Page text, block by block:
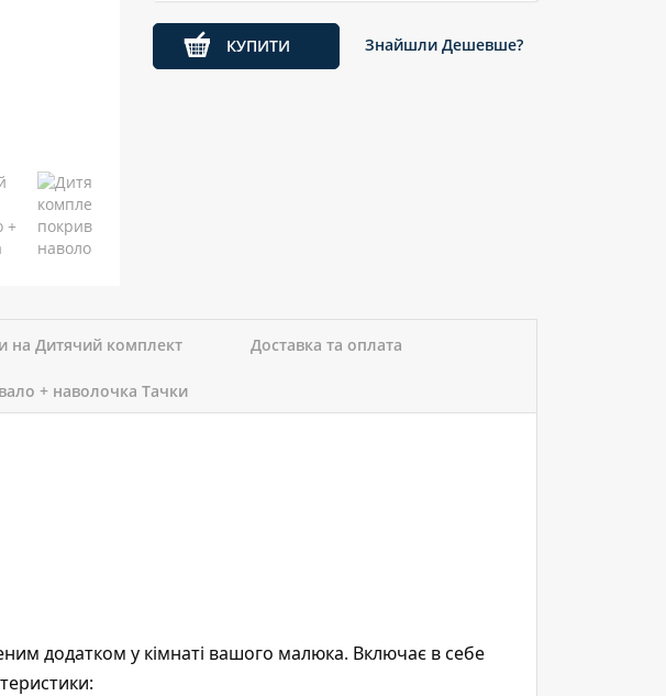
КУПИТИ Знайшли Дешевше?
на Дитячий комплект
+ наволочка Тачки
Доставка та оплата
додатком у кімнаті вашого малюка. Включає в себе